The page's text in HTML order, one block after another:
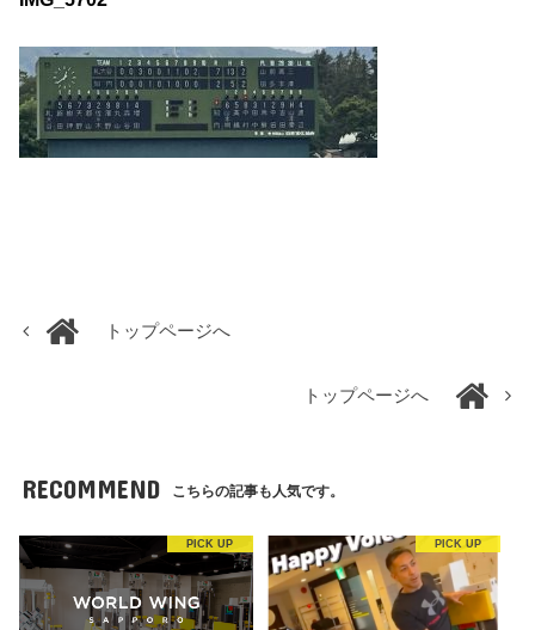
トップページへ
トップページへ
RECOMMEND こちらの記事も人気です。
PICK UP PICK UP